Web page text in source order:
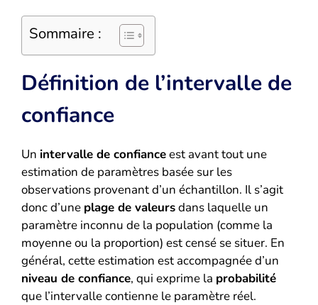
Sommaire :
Définition de l’intervalle de
confiance
Un intervalle de confianceest avant tout une
estimation de paramètres basée sur les
observations provenant d’un échantillon. Il s’agit
donc d’une plage de valeursdans laquelle un
paramètre inconnu de la population (comme la
moyenne ou la proportion) est censé se situer. En
général, cette estimation est accompagnée d’un
niveau de confiance, qui exprime la probabilité
que l’intervalle contienne le paramètre réel.